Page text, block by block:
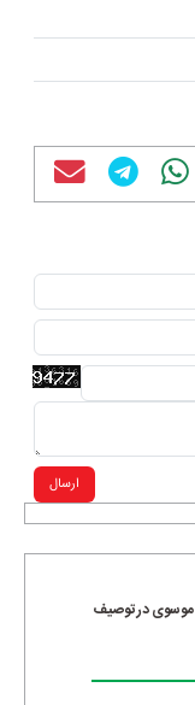
موسوی در توصیف
ارسال